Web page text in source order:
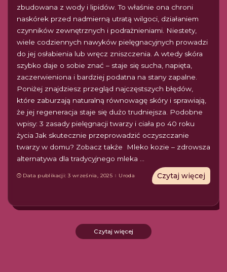
zbudowana z wody i lipidów. To właśnie ona chroni
naskórek przed nadmierną utratą wilgoci, działaniem
czynników zewnętrznych i podrażnieniami. Niestety,
wiele codziennych nawyków pielęgnacyjnych prowadzi
do jej osłabienia lub wręcz zniszczenia. A wtedy skóra
szybko daje o sobie znać – staje się sucha, napięta,
zaczerwieniona i bardziej podatna na stany zapalne.
Poniżej znajdziesz przegląd najczęstszych błędów,
które zaburzają naturalną równowagę skóry i sprawiają,
że jej regeneracja staje się dużo trudniejsza. Podobne
wpisy: 3 zasady pielęgnacji twarzy i ciała po 40 roku
życia Jak skutecznie przeprowadzić oczyszczanie
twarzy w domu? Zobacz także Mleko kozie – zdrowsza
alternatywa dla tradycyjnego mleka
Data publikacji: 3 września, 2025 Uroda Czytaj więcej
Czytaj więcej